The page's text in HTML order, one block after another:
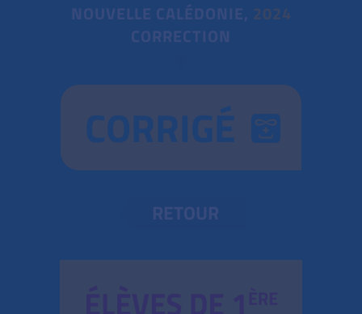
NOUVELLE CALÉDONIE, 2024
CORRECTION
CORRIGÉ
RETOUR